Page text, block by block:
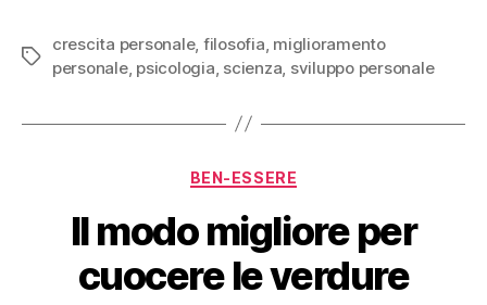
Tag
crescita personale, filosofia miglioramento
personale, psicologia scienza sviluppo personale
Categorie
BEN-ESSERE
Il modo migliore per
cuocere le verdure